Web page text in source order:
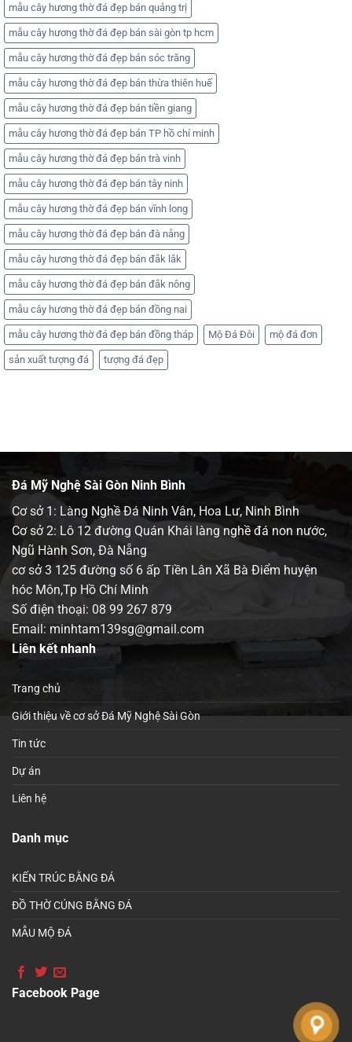
mẫu cây hương thờ đá đẹp bán quảng trị
mẫu cây hương thờ đá đẹp bán sài gòn tp hcm
mẫu cây hương thờ đá đẹp bán sóc trăng
mẫu cây hương thờ đá đẹp bán thừa thiên huế
mẫu cây hương thờ đá đẹp bán tiền giang
mẫu cây hương thờ đá đẹp bán TP hồ chí minh
mẫu cây hương thờ đá đẹp bán trà vinh
mẫu cây hương thờ đá đẹp bán tây ninh
mẫu cây hương thờ đá đẹp bán vĩnh long
mẫu cây hương thờ đá đẹp bán đà nẵng
mẫu cây hương thờ đá đẹp bán đắk lắk
mẫu cây hương thờ đá đẹp bán đắk nông
mẫu cây hương thờ đá đẹp bán đồng nai
mẫu cây hương thờ đá đẹp bán đồng tháp Mộ Đá Đôi mộ đá đơn
sản xuất tượng đá tượng đá đẹp
Đá Mỹ Nghệ Sài Gòn Ninh Bình
Cơ sở 1: Làng Nghề Đá Ninh Vân, Hoa Lư, Ninh Bình
Cơ sở 2: Lô 12 đường Quán Khái làng nghề đá non nước,
Ngũ Hành Sơn, Đà Nẵng
cơ sở 3 125 đường số 6 ấp Tiền Lân Xã Bà Điểm huyện
hóc Môn,Tp Hồ Chí Minh
Số điện thoại: 08 99 267 879
Email: minhtam139sg@gmail.com
Liên kết nhanh
Trang chủ
Giới thiệu về cơ sở Đá Mỹ Nghệ Sài Gòn
Tin tức
Dự án
Liên hệ
Danh mục
KIẾN TRÚC BẰNG ĐÁ
ĐỒ THỜ CÚNG BẰNG ĐÁ
MẪU MỘ ĐÁ
Facebook Page